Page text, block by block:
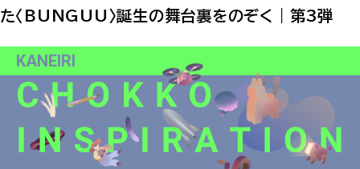
〉誕生の舞台裏をのぞく｜第3弾
KANEIRI